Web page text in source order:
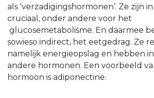
als ‘verzadigingshormonen’. Ze zijn
cruciaal, onder andere voor het
glucosemetabolisme. En daarmee
sowieso indirect, het eetgedrag. Ze
namelijk energieopslag en hebben
andere hormonen. Een voorbeeld
hormoon is adiponectine.